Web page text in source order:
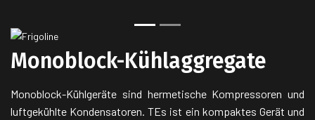
Zurück
Monoblock-Kühlaggregate
Monoblock-Kühlgeräte sind hermetische Kompressoren und
luftgekühlte Kondensatoren. TEs ist ein kompaktes Gerät und